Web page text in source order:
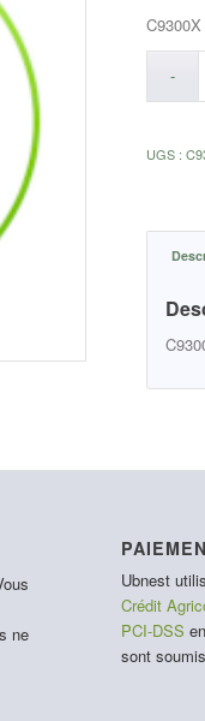
UGS :
ne
Ubnest
Crédit
PCI-DSS
sont